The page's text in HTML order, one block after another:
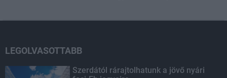
LEGOLVASOTTABB
Szerdától rárajtolhatunk a jövő nyári